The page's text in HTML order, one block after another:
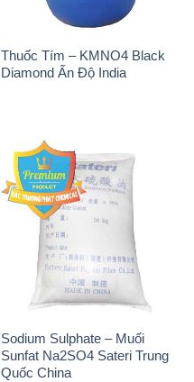
Thuốc Tím – KMNO4 Black
Diamond Ấn Độ India
Sodium Sulphate – Muối
Sunfat Na2SO4 Sateri Trung
Quốc China